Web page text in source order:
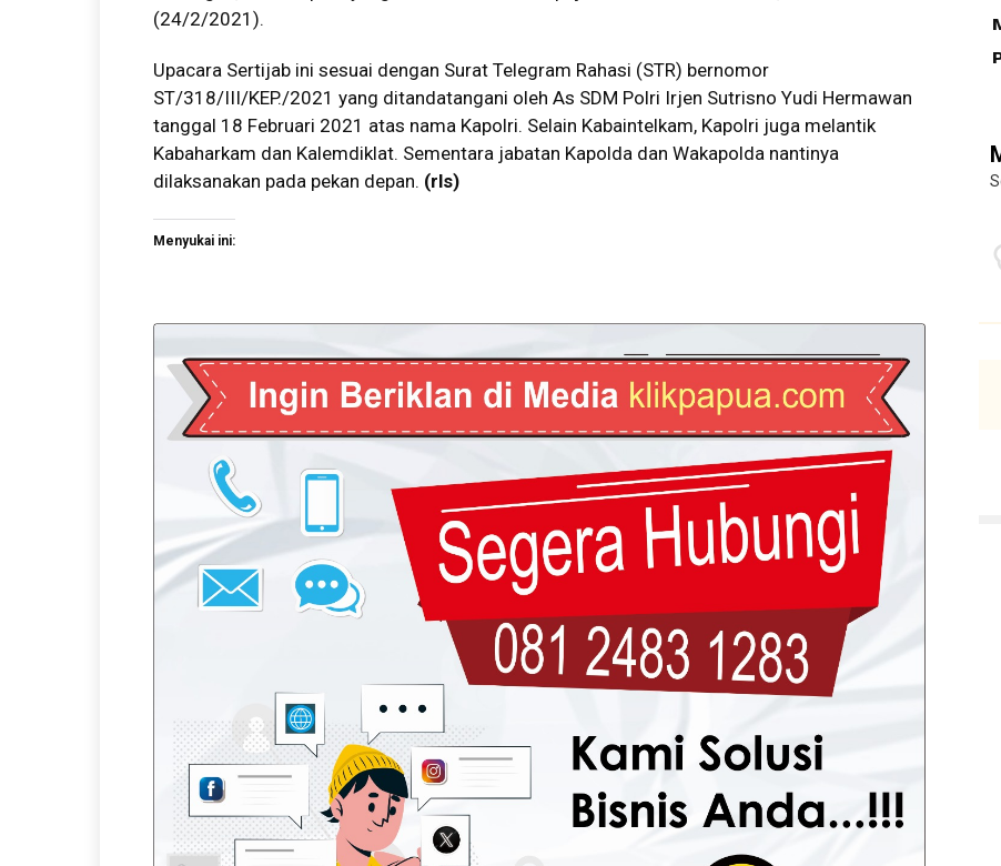
(24/2/2021).
Upacara Sertijab ini sesuai dengan Surat Telegram Rahasi (STR) bernomor
ST/318/III/KEP./2021 yang ditandatangani oleh As SDM Polri Irjen Sutrisno Yudi Hermawan
tanggal 18 Februari 2021 atas nama Kapolri. Selain Kabaintelkam, Kapolri juga melantik
Kabaharkam dan Kalemdiklat. Sementara jabatan Kapolda dan Wakapolda nantinya
dilaksanakan pada pekan depan. (rls)
Menyukai ini: